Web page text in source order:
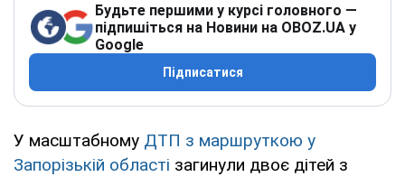
Будьте першими у курсі головного —
підпишіться на Новини на OBOZ.UA у
Google
Підписатися
У масштабному ДТП з маршруткою у
Запорізькій області загинули двоє дітей з